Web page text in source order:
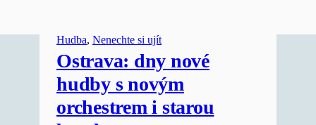
Hudba, Nenechte si ujít
Ostrava: dny nové
hudby s novým
orchestrem i starou